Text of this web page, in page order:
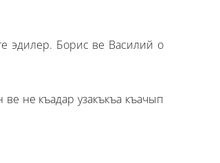
эдилер. Борис ве Василий о
не къадар узакъкъа къачып